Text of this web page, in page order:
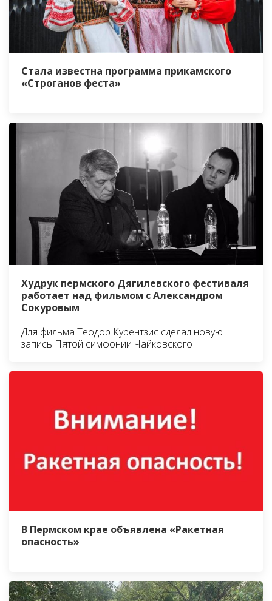
Стала известна программа прикамского
«Строганов феста»
Худрук пермского Дягилевского фестиваля
работает над фильмом с Александром
Сокуровым
Для фильма Теодор Курентзис сделал новую
запись Пятой симфонии Чайковского
В Пермском крае объявлена «Ракетная
опасность»